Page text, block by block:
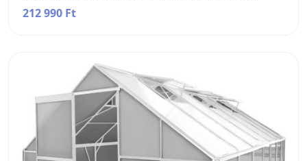
212 990 Ft